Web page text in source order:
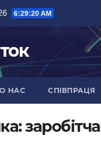
6:29:21 AM
НАС СПІВПРАЦЯ